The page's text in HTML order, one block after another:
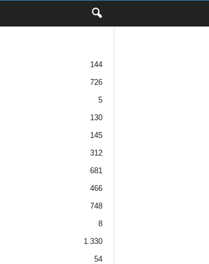
144
726
5
130
145
312
681
466
748
8
1.330
54